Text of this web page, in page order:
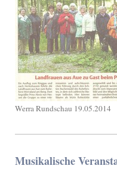
Werra Rundschau 19.05.2014
Musikalische